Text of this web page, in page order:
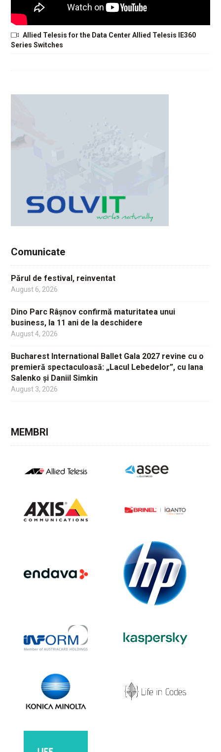
Allied Telesis for the Data Center Allied Telesis IE360
Series Switches
Comunicate
Părul de festival, reinventat
August 6, 2026
Dino Parc Râșnov confirmă maturitatea unui
business, la 11 ani de la deschidere
August 4, 2026
Bucharest International Ballet Gala 2027 revine cu o
premieră spectaculoasă: „Lacul Lebedelor”, cu Iana
Salenko și Daniil Simkin
August 3, 2026
MEMBRI